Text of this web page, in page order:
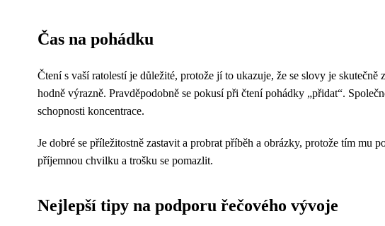
Čas na pohádku
Čtení s vaší ratolestí je důležité, protože jí to ukazuje, že se slovy je
hodně výrazně. Pravděpodobně se pokusí při čtení pohádky „přidat“.
schopnosti koncentrace.
Je dobré se příležitostně zastavit a probrat příběh a obrázky, protože tím mu
příjemnou chvilku a trošku se pomazlit.
Nejlepší tipy na podporu řečového vývoje